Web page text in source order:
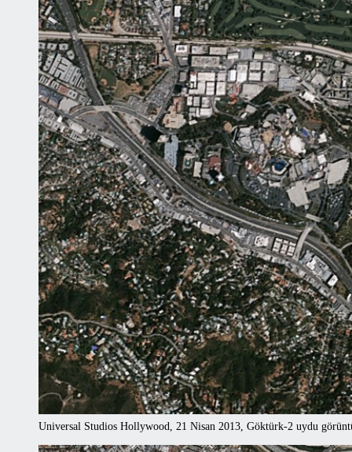
Universal Studios Hollywood, 21 Nisan 2013, Göktürk-2 uydu